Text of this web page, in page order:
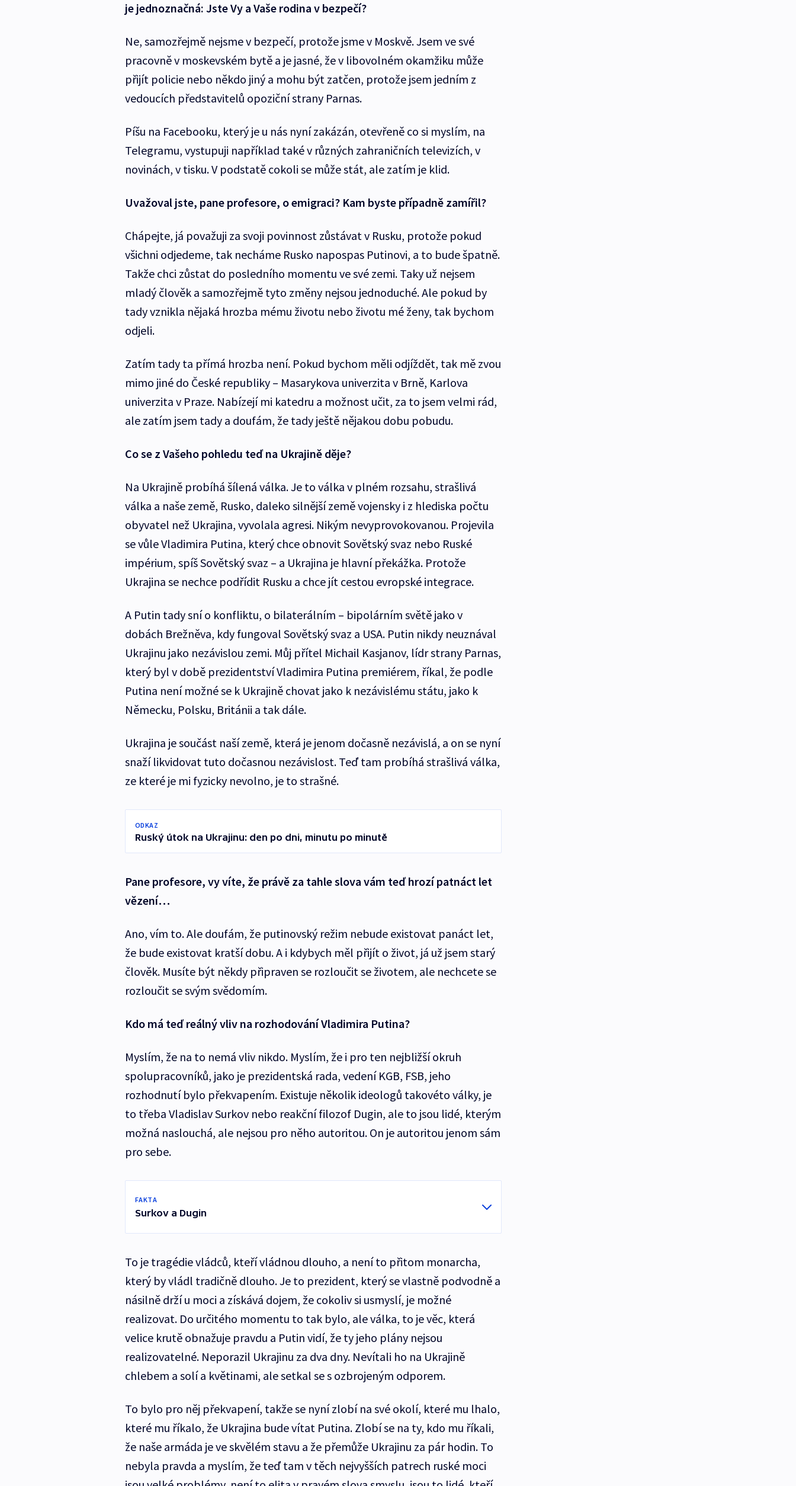
je jednoznačná: Jste Vy a Vaše rodina v bezpečí?
Ne, samozřejmě nejsme v bezpečí, protože jsme v Moskvě. Jsem ve své
pracovně v moskevském bytě a je jasné, že v libovolném okamžiku může
přijít policie nebo někdo jiný a mohu být zatčen, protože jsem jedním z
vedoucích představitelů opoziční strany Parnas.
Píšu na Facebooku, který je u nás nyní zakázán, otevřeně co si myslím, na
Telegramu, vystupuji například také v různých zahraničních televizích, v
novinách, v tisku. V podstatě cokoli se může stát, ale zatím je klid.
Uvažoval jste, pane profesore, o emigraci? Kam byste případně zamířil?
Chápejte, já považuji za svoji povinnost zůstávat v Rusku, protože pokud
všichni odjedeme, tak necháme Rusko napospas Putinovi, a to bude špatně.
Takže chci zůstat do posledního momentu ve své zemi. Taky už nejsem
mladý člověk a samozřejmě tyto změny nejsou jednoduché. Ale pokud by
tady vznikla nějaká hrozba mému životu nebo životu mé ženy, tak bychom
odjeli.
Zatím tady ta přímá hrozba není. Pokud bychom měli odjíždět, tak mě zvou
mimo jiné do České republiky – Masarykova univerzita v Brně, Karlova
univerzita v Praze. Nabízejí mi katedru a možnost učit, za to jsem velmi rád,
ale zatím jsem tady a doufám, že tady ještě nějakou dobu pobudu.
Co se z Vašeho pohledu teď na Ukrajině děje?
Na Ukrajině probíhá šílená válka. Je to válka v plném rozsahu, strašlivá
válka a naše země, Rusko, daleko silnější země vojensky i z hlediska počtu
obyvatel než Ukrajina, vyvolala agresi. Nikým nevyprovokovanou. Projevila
se vůle Vladimira Putina, který chce obnovit Sovětský svaz nebo Ruské
impérium, spíš Sovětský svaz – a Ukrajina je hlavní překážka. Protože
Ukrajina se nechce podřídit Rusku a chce jít cestou evropské integrace.
A Putin tady sní o konfliktu, o bilaterálním – bipolárním světě jako v
dobách Brežněva, kdy fungoval Sovětský svaz a USA. Putin nikdy neuznával
Ukrajinu jako nezávislou zemi. Můj přítel Michail Kasjanov, lídr strany Parnas,
který byl v době prezidentství Vladimira Putina premiérem, říkal, že podle
Putina není možné se k Ukrajině chovat jako k nezávislému státu, jako k
Německu, Polsku, Británii a tak dále.
Ukrajina je součást naší země, která je jenom dočasně nezávislá, a on se nyní
snaží likvidovat tuto dočasnou nezávislost. Teď tam probíhá strašlivá válka,
ze které je mi fyzicky nevolno, je to strašné.
ODKAZ
Ruský útok na Ukrajinu: den po dni, minutu po minutě
Pane profesore, vy víte, že právě za tahle slova vám teď hrozí patnáct let
vězení…
Ano, vím to. Ale doufám, že putinovský režim nebude existovat panáct let,
že bude existovat kratší dobu. A i kdybych měl přijít o život, já už jsem starý
člověk. Musíte být někdy připraven se rozloučit se životem, ale nechcete se
rozloučit se svým svědomím.
Kdo má teď reálný vliv na rozhodování Vladimira Putina?
Myslím, že na to nemá vliv nikdo. Myslím, že i pro ten nejbližší okruh
spolupracovníků, jako je prezidentská rada, vedení KGB, FSB, jeho
rozhodnutí bylo překvapením. Existuje několik ideologů takovéto války, je
to třeba Vladislav Surkov nebo reakční filozof Dugin, ale to jsou lidé, kterým
možná naslouchá, ale nejsou pro něho autoritou. On je autoritou jenom sám
pro sebe.
FAKTA
Surkov a Dugin
To je tragédie vládců, kteří vládnou dlouho, a není to přitom monarcha,
který by vládl tradičně dlouho. Je to prezident, který se vlastně podvodně a
násilně drží u moci a získává dojem, že cokoliv si usmyslí, je možné
realizovat. Do určitého momentu to tak bylo, ale válka, to je věc, která
velice krutě obnažuje pravdu a Putin vidí, že ty jeho plány nejsou
realizovatelné. Neporazil Ukrajinu za dva dny. Nevítali ho na Ukrajině
chlebem a solí a květinami, ale setkal se s ozbrojeným odporem.
To bylo pro něj překvapení, takže se nyní zlobí na své okolí, které mu lhalo,
které mu říkalo, že Ukrajina bude vítat Putina. Zlobí se na ty, kdo mu říkali,
že naše armáda je ve skvělém stavu a že přemůže Ukrajinu za pár hodin. To
nebyla pravda a myslím, že teď tam v těch nejvyšších patrech ruské moci